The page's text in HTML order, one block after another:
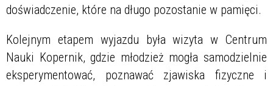
doświadczenie, które na długo pozostanie w pamięci.
Kolejnym etapem wyjazdu była wizyta w Centrum
Nauki Kopernik, gdzie młodzież mogła samodzielnie
eksperymentować, poznawać zjawiska fizyczne i